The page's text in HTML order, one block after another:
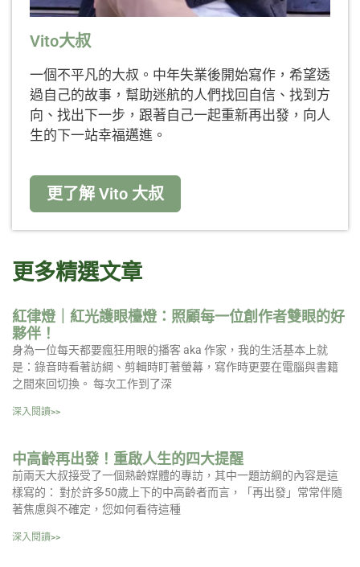
Vito大叔
一個不平凡的大叔。中年失業後開始寫作，希望透
過自己的故事，幫助迷航的人們找回自信、找到方
向、找出下一步，跟著自己一起重新再出發，向人
生的下一站幸福邁進。
更了解 Vito 大叔
更多精選文章
紅律燈｜紅光護眼檯燈：照顧每一位創作者雙眼的好
夥伴！
身為一位每天都要瘋狂用眼的播客 aka 作家，我的生活基本上就
是：錄音時看著訪綱、剪輯時盯著螢幕，寫作時更要在電腦與書籍
之間來回切換。 每次工作到了深
深入閱讀>>
中高齡再出發！重啟人生的四大提醒
前兩天大叔接受了一個熟齡媒體的專訪，其中一題訪綱的內容是這
樣寫的： 對於許多50歲上下的中高齡者而言，「再出發」常常伴隨
著焦慮與不確定，您如何看待這種
深入閱讀>>